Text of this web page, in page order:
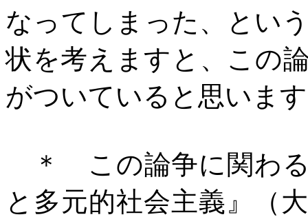
なってしまった、とい
状を考えますと、この
がついていると思いま
＊ この論争に関わる
と多元的社会主義』（